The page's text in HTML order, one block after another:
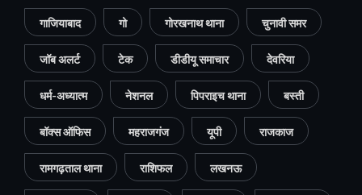
गाजियाबाद गो गोरखनाथ थाना चुनावी समर
जॉब अलर्ट टेक डीडीयू समाचार देवरिया
धर्म-अध्यात्म नेशनल पिपराइच थाना बस्ती
बॉक्स ऑफिस महराजगंज यूपी राजकाज
रामगढ़ताल थाना राशिफल लखनऊ